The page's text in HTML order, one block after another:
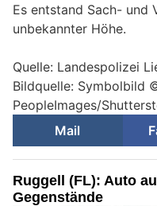
Es entstand Sach- und
unbekannter Höhe.
Quelle: Landespolizei
Bildquelle: Symbolbild
PeopleImages/
Mail
Ruggell (FL): Auto
Gegenstände